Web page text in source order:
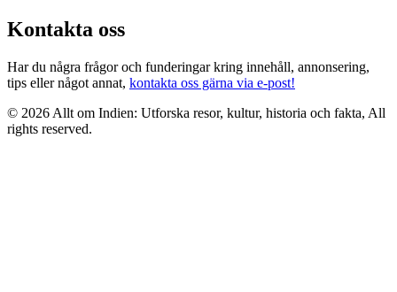
Kontakta oss
Har du några frågor och funderingar kring innehåll, annonsering,
tips eller något annat, kontakta oss gärna via e-post!
© 2026 Allt om Indien: Utforska resor, kultur, historia och fakta, All
rights reserved.